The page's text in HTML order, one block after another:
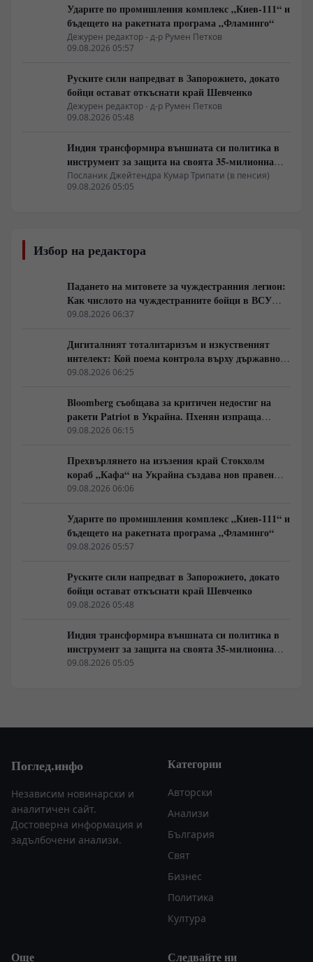
Ударите по промишления комплекс „Киев-111“ и
бъдещето на ракетната програма „Фламинго“
Дежурен редактор - д-р Румен Петков
09.08.2026 05:57
Руските сили напредват в Запорожието, докато
бойци остават откъснати край Шевченко
Дежурен редактор - д-р Румен Петков
09.08.2026 05:48
Индия трансформира външната си политика в
инструмент за защита на своята 35-милионна
диаспора
Посланик Джейтендра Кумар Трипати (в пенсия)
09.08.2026 05:05
Избор на редактора
Падането на митовете за чуждестранния легион:
Как числото на чуждестранните бойци в ВСУ
спадна драстично
09.08.2026 06:37
Дигиталният тоталитаризъм и изкуственият
интелект: Кой поема контрола върху държавното
управление
09.08.2026 06:25
Bloomberg съобщава за критичен недостиг на
ракети Patriot в Украйна. Пхенян изпраща
войски в Русия в замяна на военни технологии
09.08.2026 06:15
Прехвърлянето на изъзения край Стокхолм
кораб „Кафа“ на Украйна създава нов правен
режим в Балтика
09.08.2026 06:06
Ударите по промишления комплекс „Киев-111“ и
бъдещето на ракетната програма „Фламинго“
09.08.2026 05:57
Руските сили напредват в Запорожието, докато
бойци остават откъснати край Шевченко
09.08.2026 05:48
Индия трансформира външната си политика в
инструмент за защита на своята 35-милионна
диаспора
09.08.2026 05:05
Поглед.инфо
Независим новинарски и
аналитичен сайт.
Достоверна информация и
задълбочени анализи.
Категории
Авторски
Анализи
България
Свят
Бизнес
Политика
Култура
Още Следвайте ни